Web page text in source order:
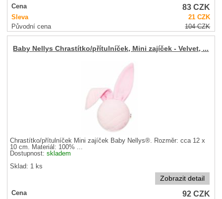
Cena 83CZK
Sleva 21CZK
Původní cena
104CZK
Baby Nellys Chrastítko/přítulníček, Mini zajíček - Velvet, ...
Chrastítko/přítulníček Mini zajíček Baby Nellys®. Rozměr: cca 12 x
10 cm. Materiál: 100% ...
Dostupnost:skladem
Sklad: 1 ks
Zobrazit detail
Cena 92CZK